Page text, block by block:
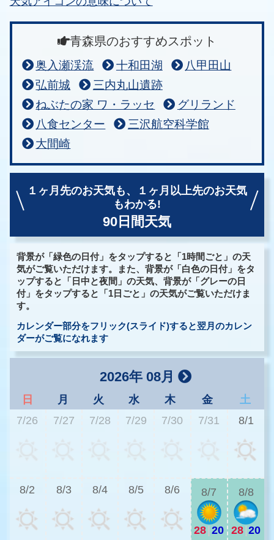
青森県のおすすめスポット
奥入瀬渓流 十和田湖
八甲田山
弘前城
三内丸山遺跡
ねぶたの家 ワ・ラッセ
グリランド
八食センター
三沢航空科学館
大間崎
１ヶ月先のお天気も、
１ヶ月以上先のお天気
もわかる!
90日間天気
背景が「緑色の日付」をタップすると「1時間ごと」の天
気がご覧いただけます。また、背景が「白色の日付」をタ
ップすると「日中と夜間」の天気、背景が「グレーの日
付」をタップすると「1日ごと」の天気がご覧いただけま
す。
カレンダー部分をフリック(スライド)すると翌月のカレン
ダーがご覧になれます
2026年 08月
日 月 火 水 木 金
土
7/26
7/27 7/28 7/29 7/30 7/31 8/1
8/2 8/3 8/4 8/5 8/6 8/7
28 20
8/8
28 20